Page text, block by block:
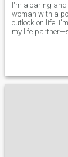
I'm a caring and
woman with a
outlook on life.
my life
through life's